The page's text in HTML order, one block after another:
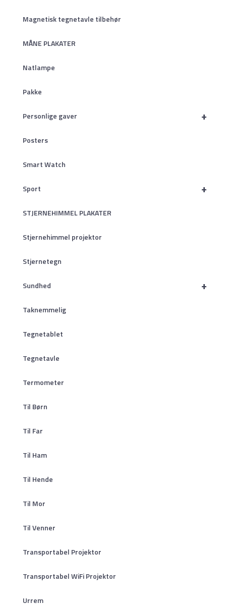
Magnetisk tegnetavle tilbehør
MÅNE PLAKATER
Natlampe
Pakke
+
Personlige gaver
Posters
Smart Watch
+
Sport
STJERNEHIMMEL PLAKATER
Stjernehimmel projektor
Stjernetegn
+
Sundhed
Taknemmelig
Tegnetablet
Tegnetavle
Termometer
Til Børn
Til Far
Til Ham
Til Hende
Til Mor
Til Venner
Transportabel Projektor
Transportabel WiFi Projektor
Urrem